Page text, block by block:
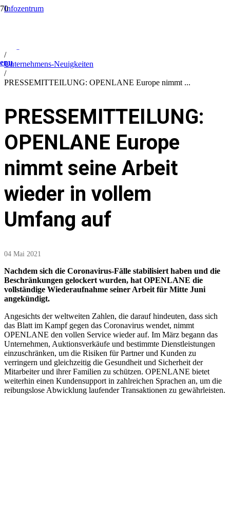
Infozentrum
/
Unternehmens-Neuigkeiten
/
PRESSEMITTEILUNG: OPENLANE Europe nimmt ...
PRESSEMITTEILUNG:
OPENLANE Europe
nimmt seine Arbeit
wieder in vollem
Umfang auf
04 Mai 2021
Nachdem sich die Coronavirus-Fälle stabilisiert haben und die
Beschränkungen gelockert wurden, hat OPENLANE die
vollständige Wiederaufnahme seiner Arbeit für Mitte Juni
angekündigt.
Angesichts der weltweiten Zahlen, die darauf hindeuten, dass sich
das Blatt im Kampf gegen das Coronavirus wendet, nimmt
OPENLANE den vollen Service wieder auf. Im März begann das
Unternehmen, Auktionsverkäufe und bestimmte Dienstleistungen
einzuschränken, um die Risiken für Partner und Kunden zu
verringern und gleichzeitig die Gesundheit und Sicherheit der
Mitarbeiter und ihrer Familien zu schützen. OPENLANE bietet
weiterhin einen Kundensupport in zahlreichen Sprachen an, um die
reibungslose Abwicklung laufender Transaktionen zu gewährleisten.